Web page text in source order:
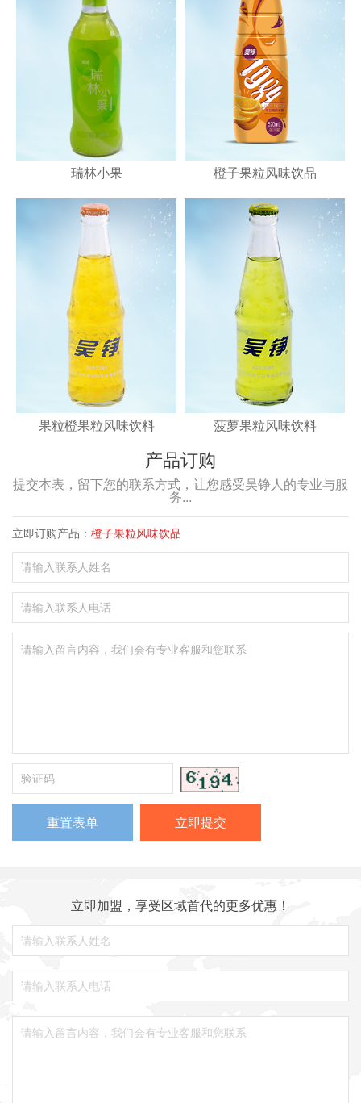
瑞林小果 橙子果粒风味饮品
果粒橙果粒风味饮料 菠萝果粒风味饮料
产品订购
提交本表，留下您的联系方式，让您感受吴铮人的专业与服
务...
立即订购产品： 橙子果粒风味饮品
立即加盟，享受区域首代的更多优惠！